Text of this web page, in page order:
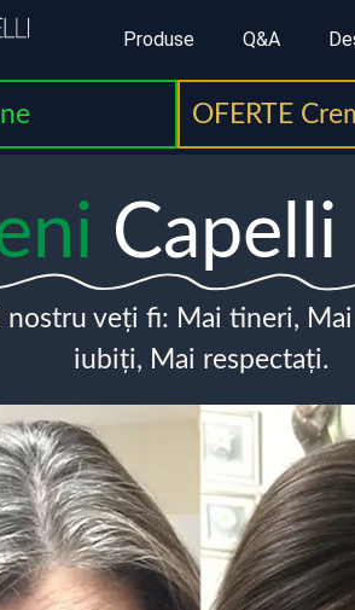
Produse Q&A
OFERTE
Capelli
nostru veți fi: Mai tineri,
iubiți, Mai respectați.